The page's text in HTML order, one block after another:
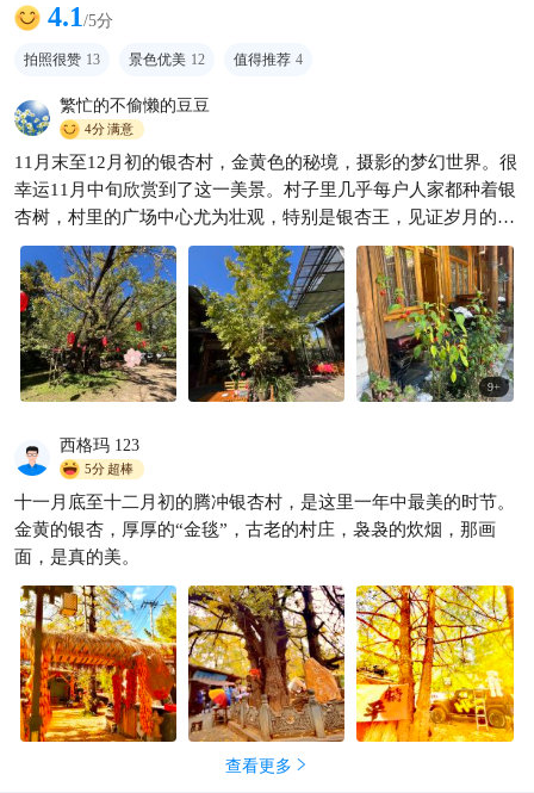
谁懂啊！在腾冲这家酒店住了2
不旅行会抑郁的岚岚子
4.1/5分
拍照很赞 13 景色优美 12 值得推荐 4
繁忙的不偷懒的豆豆
4分满意
11月末至12月初的银杏村，金黄色的秘境，摄影的梦幻世界。很
幸运11月中旬欣赏到了这一美景。村子里几乎每户人家都种着银
杏树，村里的广场中心尤为壮观，特别是银杏王，见证岁月的变
迁。古朴的农家小院，坐在千年银杏树下，阳光漏过金黄色的叶
隙，品尝着银杏果鸡汤，感觉乡村的烟气。村民小哥哥骑着小轮
车，带着我们穿梭在村子里的角角落落，讲述着村里的每个故
事。
9+
西格玛 123
5分超棒
十一月底至十二月初的腾冲银杏村，是这里一年中最美的时节。
金黄的银杏，厚厚的“金毯”，古老的村庄，袅袅的炊烟，那画
面，是真的美。
查看更多 